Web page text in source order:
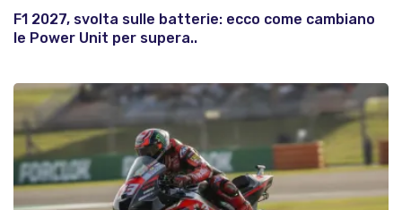
F1 2027, svolta sulle batterie: ecco come cambiano
le Power Unit per supera..